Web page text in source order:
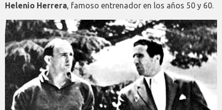
Helenio Herrera, famoso entrenador en los años 50 y 60.